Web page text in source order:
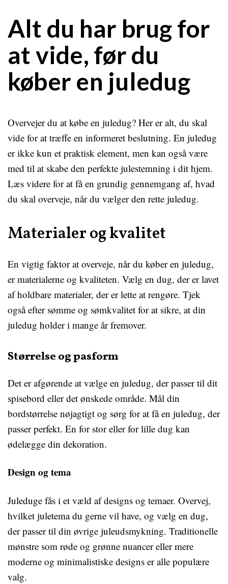
Alt du har brug for
at vide, før du
køber en juledug
Overvejer du at købe en juledug? Her er alt, du skal
vide for at træffe en informeret beslutning. En juledug
er ikke kun et praktisk element, men kan også være
med til at skabe den perfekte julestemning i dit hjem.
Læs videre for at få en grundig gennemgang af, hvad
du skal overveje, når du vælger den rette juledug.
Materialer og kvalitet
En vigtig faktor at overveje, når du køber en juledug,
er materialerne og kvaliteten. Vælg en dug, der er lavet
af holdbare materialer, der er lette at rengøre. Tjek
også efter sømme og sømkvalitet for at sikre, at din
juledug holder i mange år fremover.
Størrelse og pasform
Det er afgørende at vælge en juledug, der passer til dit
spisebord eller det ønskede område. Mål din
bordstørrelse nøjagtigt og sørg for at få en juledug, der
passer perfekt. En for stor eller for lille dug kan
ødelægge din dekoration.
Design og tema
Juleduge fås i et væld af designs og temaer. Overvej,
hvilket juletema du gerne vil have, og vælg en dug,
der passer til din øvrige juleudsmykning. Traditionelle
mønstre som røde og grønne nuancer eller mere
moderne og minimalistiske designs er alle populære
valg.